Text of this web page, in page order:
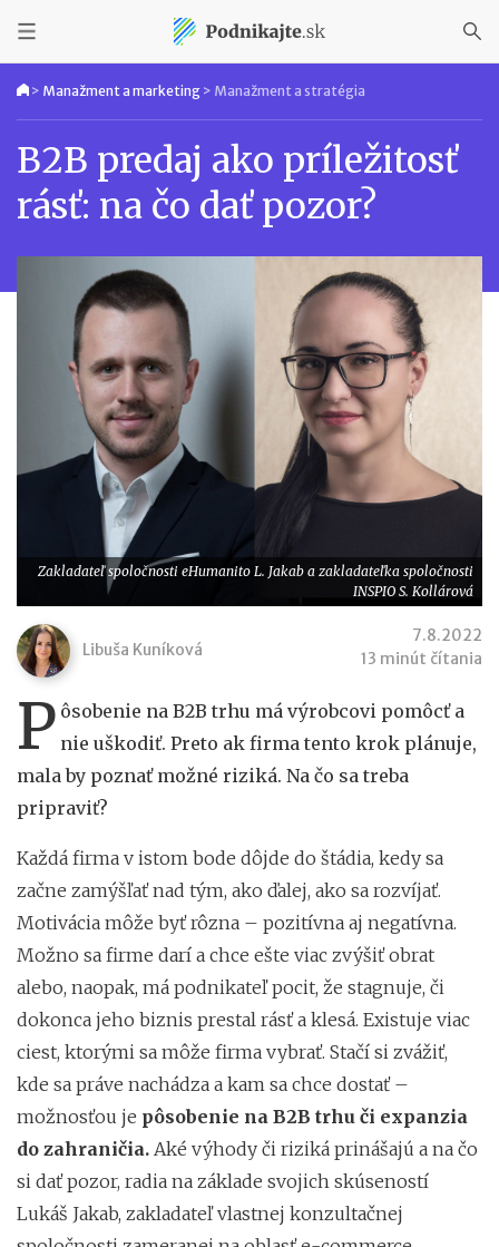
> Manažment a marketing > Manažment a stratégia
B2B predaj ako príležitosť
rásť: na čo dať pozor?
Zakladateľ spoločnosti eHumanito L. Jakab a zakladateľka spoločnosti
INSPIO S. Kollárová
Libuša Kuníková
7.8.2022
13 minút čítania
P ôsobenie na B2B trhu má výrobcovi pomôcť a
nie uškodiť. Preto ak firma tento krok plánuje,
mala by poznať možné riziká. Na čo sa treba
pripraviť?
Každá firma v istom bode dôjde do štádia, kedy sa
začne zamýšľať nad tým, ako ďalej, ako sa rozvíjať.
Motivácia môže byť rôzna – pozitívna aj negatívna.
Možno sa firme darí a chce ešte viac zvýšiť obrat
alebo, naopak, má podnikateľ pocit, že stagnuje, či
dokonca jeho biznis prestal rásť a klesá. Existuje viac
ciest, ktorými sa môže firma vybrať. Stačí si zvážiť,
kde sa práve nachádza a kam sa chce dostať –
možnosťou je pôsobenie na B2B trhu či expanzia
do zahraničia. Aké výhody či riziká prinášajú a na čo
si dať pozor, radia na základe svojich skúseností
Lukáš Jakab, zakladateľ vlastnej konzultačnej